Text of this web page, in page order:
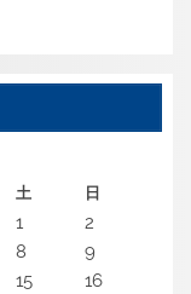
土 日
1
2
8
9
15
16